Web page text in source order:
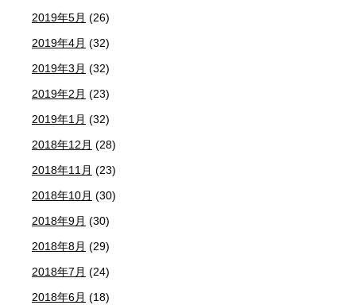
2019年5月 (26)
2019年4月 (32)
2019年3月 (32)
2019年2月 (23)
2019年1月 (32)
2018年12月 (28)
2018年11月 (23)
2018年10月 (30)
2018年9月 (30)
2018年8月 (29)
2018年7月 (24)
2018年6月 (18)